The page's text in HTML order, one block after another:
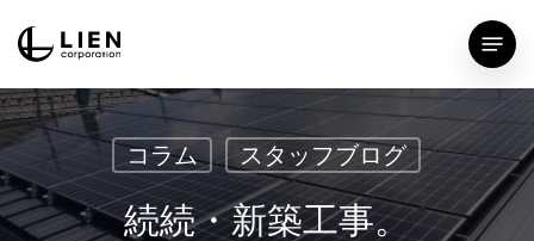
content
Menu
コラム スタッフブログ
続続・新築工事。